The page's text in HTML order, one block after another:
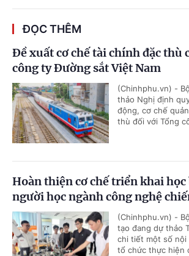
ĐỌC THÊM
Đề xuất cơ chế tài chính đặc thù
công ty Đường sắt Việt Nam
(Chinhphu.vn) -
thảo Nghị định
động, cơ chế
thù đối với Tổng
Hoàn thiện cơ chế triển khai học
người học ngành công nghệ
(Chinhphu.vn) -
tạo đang dự thảo
chi tiết một số nội
tổ chức thực hiện